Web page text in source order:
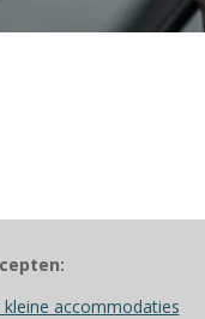
accommodaties